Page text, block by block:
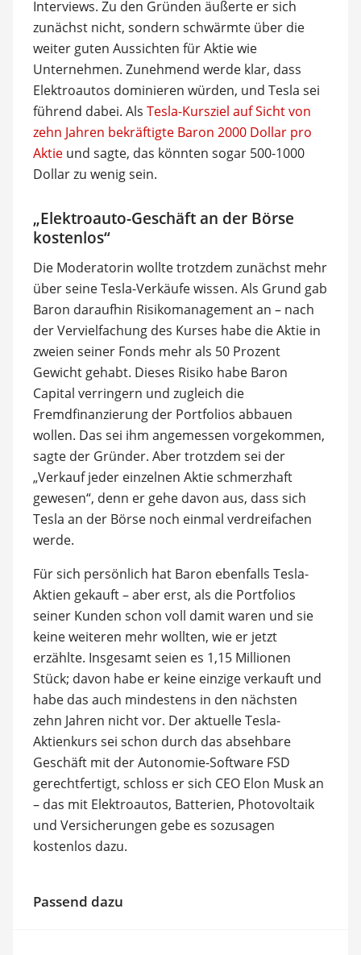
Interviews. Zu den Gründen äußerte er sich
zunächst nicht, sondern schwärmte über die
weiter guten Aussichten für Aktie wie
Unternehmen. Zunehmend werde klar, dass
Elektroautos dominieren würden, und Tesla sei
führend dabei. Als Tesla-Kursziel auf Sicht von
zehn Jahren bekräftigte Baron 2000 Dollar pro
Aktieund sagte, das könnten sogar 500-1000
Dollar zu wenig sein.
„Elektroauto-Geschäft an der Börse
kostenlos“
Die Moderatorin wollte trotzdem zunächst mehr
über seine Tesla-Verkäufe wissen. Als Grund gab
Baron daraufhin Risikomanagement an – nach
der Vervielfachung des Kurses habe die Aktie in
zweien seiner Fonds mehr als 50 Prozent
Gewicht gehabt. Dieses Risiko habe Baron
Capital verringern und zugleich die
Fremdfinanzierung der Portfolios abbauen
wollen. Das sei ihm angemessen vorgekommen,
sagte der Gründer. Aber trotzdem sei der
„Verkauf jeder einzelnen Aktie schmerzhaft
gewesen“, denn er gehe davon aus, dass sich
Tesla an der Börse noch einmal verdreifachen
werde.
Für sich persönlich hat Baron ebenfalls Tesla-
Aktien gekauft – aber erst, als die Portfolios
seiner Kunden schon voll damit waren und sie
keine weiteren mehr wollten, wie er jetzt
erzählte. Insgesamt seien es 1,15 Millionen
Stück; davon habe er keine einzige verkauft und
habe das auch mindestens in den nächsten
zehn Jahren nicht vor. Der aktuelle Tesla-
Aktienkurs sei schon durch das absehbare
Geschäft mit der Autonomie-Software FSD
gerechtfertigt, schloss er sich CEO Elon Musk an
– das mit Elektroautos, Batterien, Photovoltaik
und Versicherungen gebe es sozusagen
kostenlos dazu.
Passend dazu